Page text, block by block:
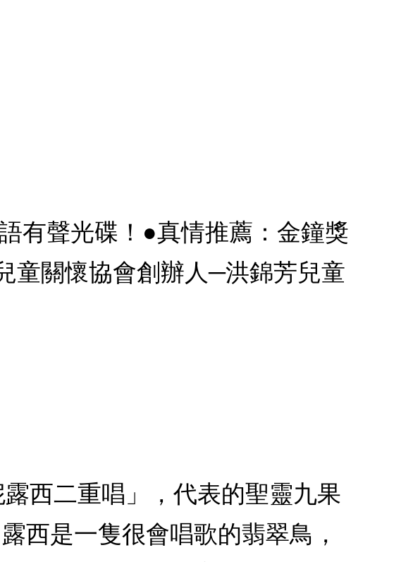
有聲光碟！●真情推薦：金鐘獎
童關懷協會創辦人─洪錦芳兒童
西二重唱」，代表的聖靈九果
西是一隻很會唱歌的翡翠鳥，